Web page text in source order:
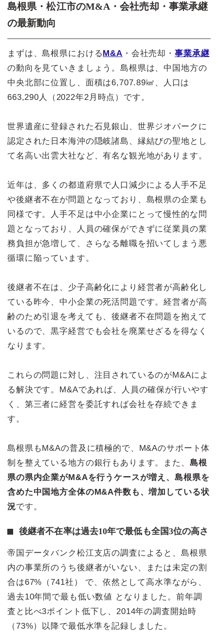
島根県・松江市のM&A・会社売却・事業承継
の最新動向
まずは、島根県におけるM&A ・会社売却・事業承継
の動向を見ていきましょう。島根県は、中国地方の
中央北部に位置し、面積は6,707.89㎢、人口は
663,290人（2022年2月時点）です。
世界遺産に登録された石見銀山、世界ジオパークに
認定された日本海沖の隠岐諸島、縁結びの聖地とし
て名高い出雲大社など、有名な観光地があります。
近年は、多くの都道府県で人口減少による人手不足
や後継者不在が問題となっており、島根県の企業も
同様です。人手不足は中小企業にとって慢性的な問
題となっており、人員の確保ができずに従業員の業
務負担が急増して、さらなる離職を招いてしまう悪
循環に陥っています。
後継者不在は、少子高齢化により経営者が高齢化し
ている昨今、中小企業の死活問題です。経営者が高
齢のため引退を考えても、後継者不在問題を抱えて
いるので、黒字経営でも会社を廃業せざるを得なく
なります。
これらの問題に対し、注目されているのがM&Aによ
る解決です。M&Aであれば、人員の確保が行いやす
く、第三者に経営を委託すれば会社を存続できま
す。
島根県もM&Aの普及に積極的で、M&Aのサポート体
制を整えている地方の銀行もあります。また、 島根
県の県内企業がM&Aを行うケースが増え、島根県を
含めた中国地方全体のM&A件数も、増加している状
況です。
後継者不在率は過去10年で最低も全国3位の高さ
帝国データバンク松江支店の調査によると、島根県
内の事業所のうち後継者がいない、または未定の割
合は67%（741社） で、依然として高水準ながら、
過去10年間で最も低い数値 となりました。前年調
査と比べ3ポイント低下し、2014年の調査開始時
（73%）以降で最低水準を記録しました。